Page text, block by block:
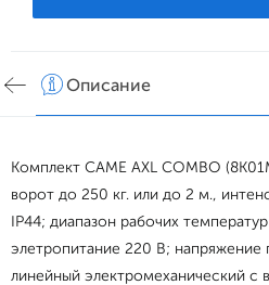
Описание
Комплект CAME AXL COMBO
ворот до 250 кг. или до 2 м.,
IP44; диапазон рабочих
элетропитание 220 В; напряжение
линейный электромеханический с